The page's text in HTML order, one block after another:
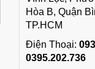
Hòa B, Quận
TP.HCM
Điện Thoại:
0395.202.736